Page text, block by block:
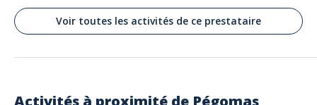
Rando-Apéro avec sunset !
Commenté le 08/08/2021
Voir toutes les activités de ce prestataire
Activités à proximité de Pégomas